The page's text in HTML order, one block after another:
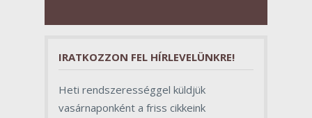
szerepet töltenek be az egész
IRATKOZZON FEL HÍRLEVELÜNKRE!
Heti rendszerességgel küldjük
vasárnaponként a friss cikkeink